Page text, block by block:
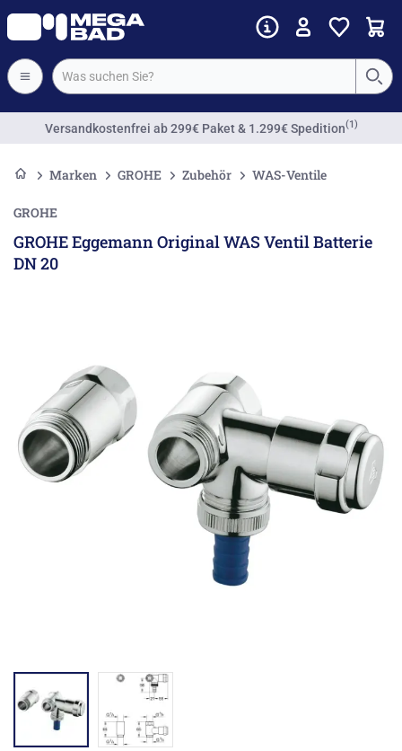
Versandkostenfrei ab 299€ Paket & 1.299€ Spedition(1)
Marken GROHE Zubehör WAS-Ventile
GROHE
GROHE Eggemann Original WAS Ventil Batterie
DN 20